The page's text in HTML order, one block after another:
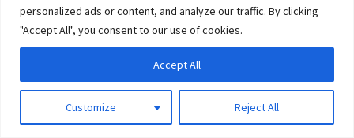
personalized ads or content, and analyze our traffic. By clicking
"Accept All", you consent to our use of cookies.
Customize Reject All
Accept All